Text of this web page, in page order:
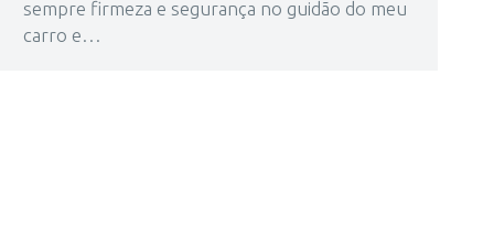
sempre firmeza e segurança no guidão do meu
carro e…